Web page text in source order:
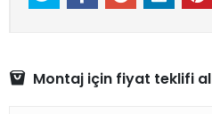
Montaj için fiyat teklifi al